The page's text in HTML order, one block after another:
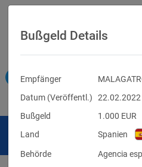
Bußgeld Details
Empfänger
Datum (Veröffentl.)
22.02.2022
Bußgeld
1.000 EUR
Land
Spanien
Behörde
Agencia